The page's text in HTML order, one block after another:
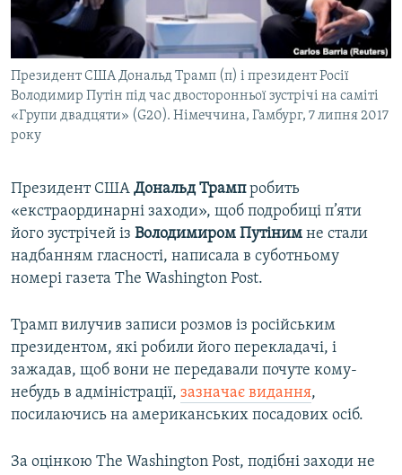
ВІДЕОУРОКИ «ELIFBE»
СВІДЧЕННЯ ОКУПАЦІЇ
УКРАЇНСЬКА ПРОБЛЕМА КРИМУ
ІНФОГРАФІКА
Русский
Qırımtatar
ДОЛУЧАЙСЯ!
Усі сайти RFE/RL
Президент США Дональд Трамп (п) і президент Росії
Володимир Путін під час двосторонньої зустрічі на саміті
«Групи двадцяти» (G20). Німеччина, Гамбург, 7 липня 2017
року
Президент США Дональд Трампробить
«екстраординарні заходи», щоб подробиці п’яти
його зустрічей із Володимиром Путіним не стали
надбанням гласності, написала в суботньому
номері газета The Washington Post.
Трамп вилучив записи розмов із російським
президентом, які робили його перекладачі, і
зажадав, щоб вони не передавали почуте кому-
небудь в адміністрації, зазначає видання,
посилаючись на американських посадових осіб.
За оцінкою The Washington Post, подібні заходи не